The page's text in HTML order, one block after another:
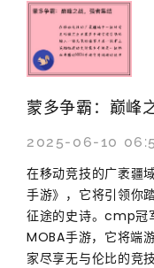
蒙多争霸：巅峰
2025-06-10
在移动竞技的广袤疆
手游》，它将引领你
征途的史诗。cmp冠
MOBA手游，它将端
家尽享无与伦比的竞